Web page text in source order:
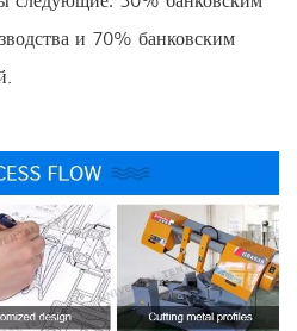
и 70% банковским